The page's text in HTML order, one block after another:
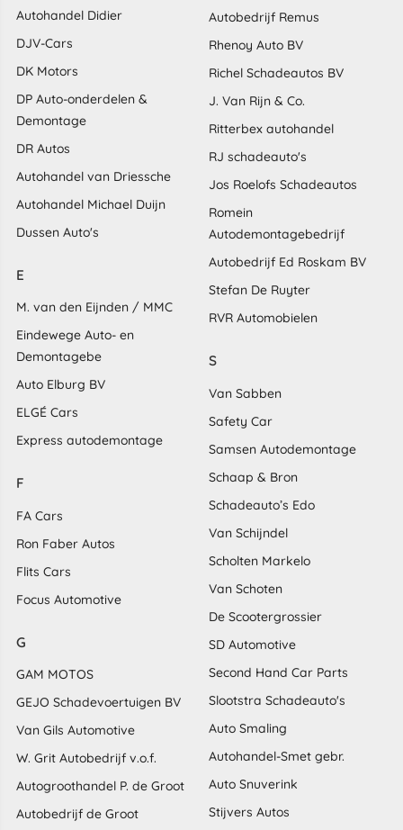
Autohandel Didier
DJV-Cars
DK Motors
DP Auto-onderdelen &
Demontage
DR Autos
Autohandel van Driessche
Autohandel Michael Duijn
Dussen Auto's
E
M. van den Eijnden / MMC
Eindewege Auto- en
Demontagebe
Auto Elburg BV
ELGÉ Cars
Express autodemontage
F
FA Cars
Ron Faber Autos
Flits Cars
Focus Automotive
G
GAM MOTOS
GEJO Schadevoertuigen BV
Van Gils Automotive
W. Grit Autobedrijf v.o.f.
Autogroothandel P. de Groot
Autobedrijf de Groot
Autobedrijf Remus
Rhenoy Auto BV
Richel Schadeautos BV
J. Van Rijn & Co.
Ritterbex autohandel
RJ schadeauto's
Jos Roelofs Schadeautos
Romein
Autodemontagebedrijf
Autobedrijf Ed Roskam BV
Stefan De Ruyter
RVR Automobielen
S
Van Sabben
Safety Car
Samsen Autodemontage
Schaap & Bron
Schadeauto’s Edo
Van Schijndel
Scholten Markelo
Van Schoten
De Scootergrossier
SD Automotive
Second Hand Car Parts
Slootstra Schadeauto's
Auto Smaling
Autohandel-Smet gebr.
Auto Snuverink
Stijvers Autos